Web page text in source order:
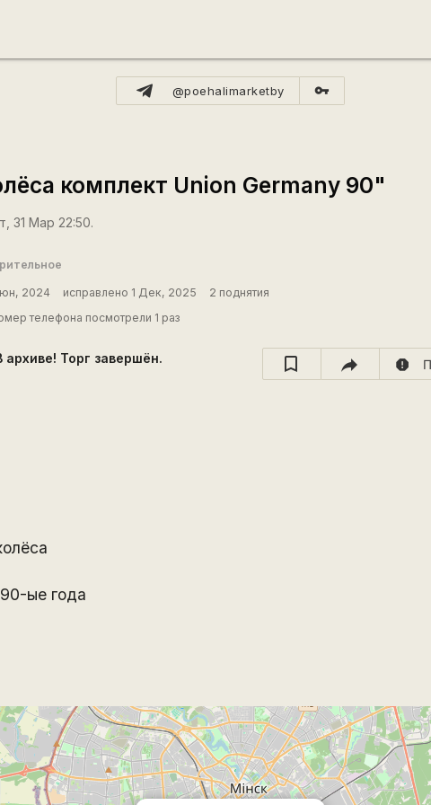
@poehalimarketby vpn_key
комплект Union Germany 90"
31 Мар 22:50.
2024 исправлено 1 Дек, 2025
2 поднятия
телефона посмотрели 1 раз
архиве! Торг завершён. report
ые года